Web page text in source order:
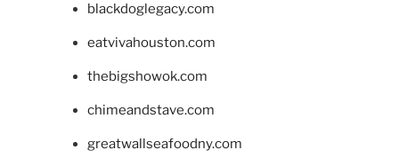
blackdoglegacy.com
eatvivahouston.com
thebigshowok.com
chimeandstave.com
greatwallseafoodny.com